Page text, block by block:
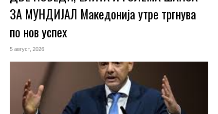
ЗА МУНДИЈАЛ Македонија утре тргнува
по нов успех
5 август, 2026